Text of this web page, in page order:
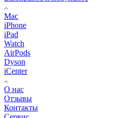
Mac
iPhone
iPad
Watch
AirPods
Dyson
iCenter
О нас
Отзывы
Контакты